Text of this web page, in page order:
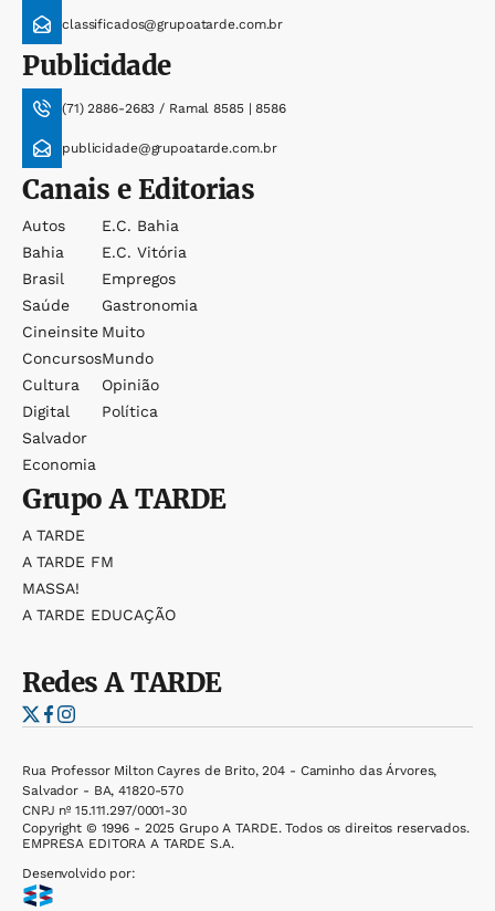
classificados@grupoatarde.com.br
Publicidade
(71) 2886-2683 / Ramal 8585 | 8586
publicidade@grupoatarde.com.br
Canais e Editorias
Autos
Bahia
Brasil
Saúde
Cineinsite
Concursos
Cultura
Digital
Salvador
Economia
E.c. Bahia
E.c. Vitória
Empregos
Gastronomia
Muito
Mundo
Opinião
Política
GrupoA TARDE
A TARDE
A TARDE FM
MASSA!
A TARDE EDUCAÇÃO
RedesA TARDE
Rua Professor Milton Cayres de Brito, 204 - Caminho das Árvores,
Salvador - BA, 41820-570
CNPJ nº 15.111.297/0001-30
Copyright © 1996 - 2025 Grupo A TARDE. Todos os direitos reservados.
EMPRESA EDITORA A TARDE S.A.
Desenvolvido por: